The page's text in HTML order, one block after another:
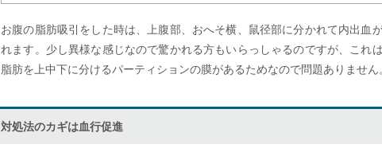
お腹の脂肪吸引をした時は、上腹部、おへそ横、鼠径部に分かれて内出血
れます。少し異様な感じなので驚かれる方もいらっしゃるのですが、これ
脂肪を上中下に分けるパーティションの膜があるためなので問題ありません
対処法のカギは血行促進